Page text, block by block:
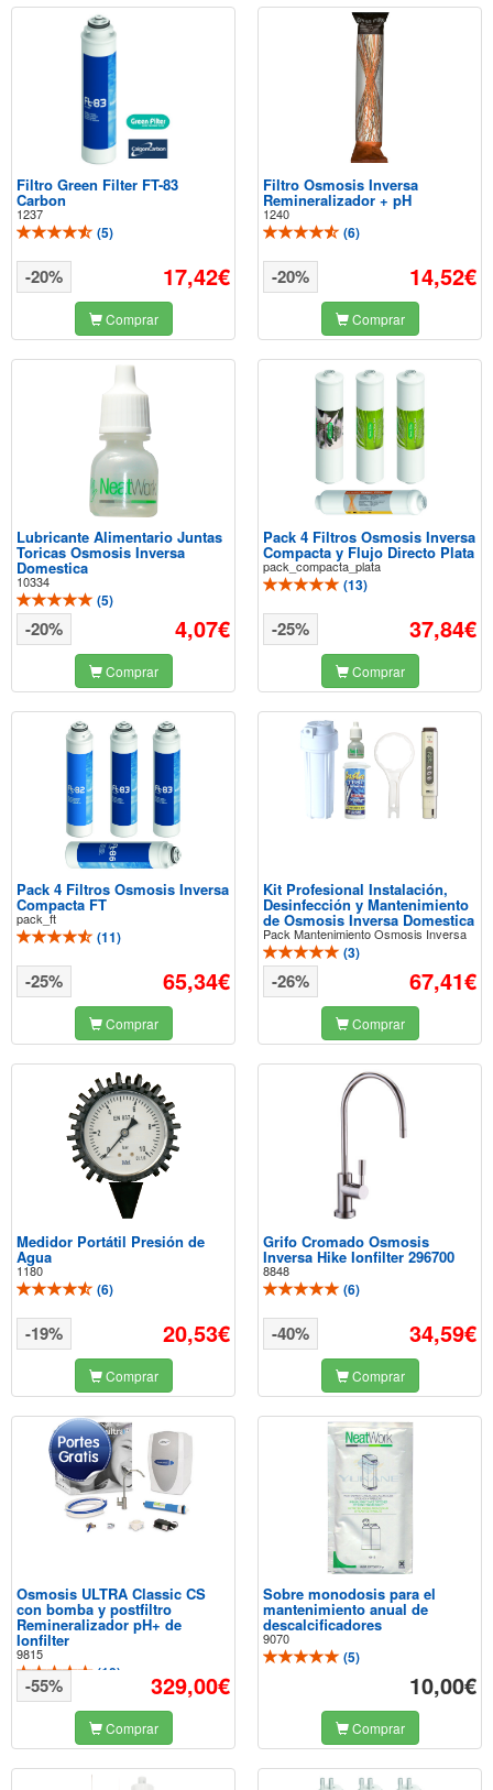
Filtro Green Filter FT-83
Carbon
1237
(5)
17,42€
-20%
Comprar
Filtro Osmosis Inversa
Remineralizador + pH
1240
(6)
14,52€
-20%
Comprar
Lubricante Alimentario Juntas
Toricas Osmosis Inversa
Domestica
10334
(5)
4,07€
-20%
Comprar
Pack 4 Filtros Osmosis Inversa
Compacta y Flujo Directo Plata
pack_compacta_plata
(13)
37,84€
-25%
Comprar
Pack 4 Filtros Osmosis Inversa
Compacta FT
pack_ft
(11)
65,34€
-25%
Comprar
Kit Profesional Instalación,
Desinfección y Mantenimiento
de Osmosis Inversa Domestica
Pack Mantenimiento Osmosis Inversa
(3)
67,41€
-26%
Comprar
Medidor Portátil Presión de
Agua
1180
(6)
20,53€
-19%
Comprar
Grifo Cromado Osmosis
Inversa Hike Ionfilter 296700
8848
(6)
34,59€
-40%
Comprar
Osmosis ULTRA Classic CS
con bomba y postfiltro
Remineralizador pH+ de
Ionfilter
9815
(10) 329,00€
-55%
Comprar
Sobre monodosis para el
mantenimiento anual de
descalcificadores
9070
(5)
10,00€
Comprar